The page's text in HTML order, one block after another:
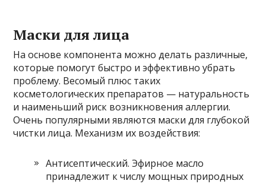
Маски для лица
На основе компонента можно делать различные,
которые помогут быстро и эффективно убрать
проблему. Весомый плюс таких
косметологических препаратов — натуральность
и наименьший риск возникновения аллергии.
Очень популярными являются маски для глубокой
чистки лица. Механизм их воздействия:
Антисептический. Эфирное масло
принадлежит к числу мощных природных